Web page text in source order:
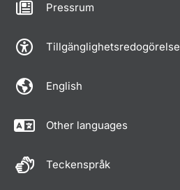
Pressrum
Tillgänglighetsredogörelse
English
Other languages
Teckenspråk